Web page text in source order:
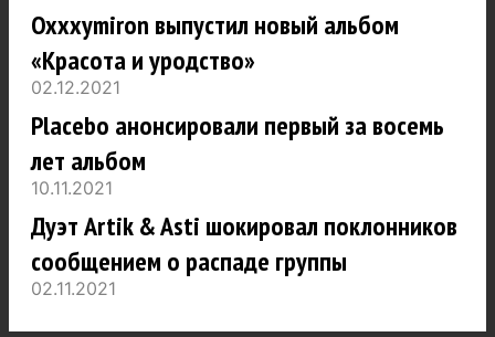
Oxxxymiron выпустил новый альбом
«Красота и уродство»
02.12.2021
Placebo анонсировали первый за восемь
лет альбом
10.11.2021
Дуэт Artik & Asti шокировал поклонников
сообщением о распаде группы
02.11.2021